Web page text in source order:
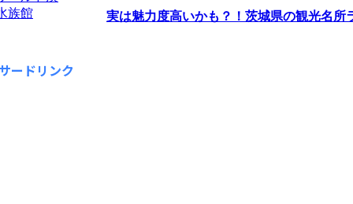
実は魅力度高いかも？！茨城県の観光名所
ードリンク